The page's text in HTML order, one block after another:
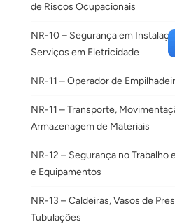
de Riscos Ocupacionais
NR-10 – Segurança em
Serviços em Eletricidade
NR-11 – Operador de
NR-11 – Transporte,
Armazenagem de Materiais
NR-12 – Segurança no Trabalho
e Equipamentos
NR-13 – Caldeiras, Vasos de
Tubulações